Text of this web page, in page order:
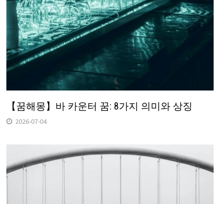
【꿈해몽】바 카운터 꿈: 8가지 의미와 상징
2026-07-04